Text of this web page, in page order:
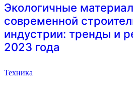
Экологичные
современной
индустрии: тренды и
2023 года
Техника